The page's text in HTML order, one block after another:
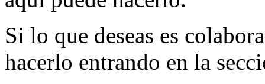
Si lo que deseas es
hacerlo entrando en la